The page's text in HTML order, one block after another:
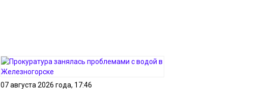
07 августа 2026 года, 17:46